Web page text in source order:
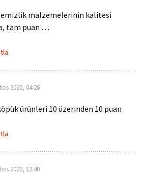
malzemelerinin kalitesi
tam puan …
2020, 04:26
ürünleri 10 üzerinden 10 puan
2020, 12:40